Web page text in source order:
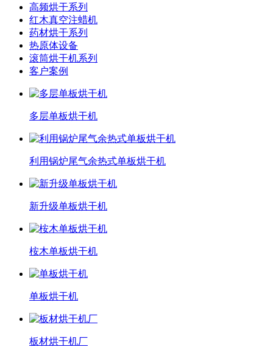
高频烘干系列
红木真空注蜡机
药材烘干系列
热原体设备
滚筒烘干机系列
客户案例
多层单板烘干机
利用锅炉尾气余热式单板烘干机
新升级单板烘干机
桉木单板烘干机
单板烘干机
板材烘干机厂